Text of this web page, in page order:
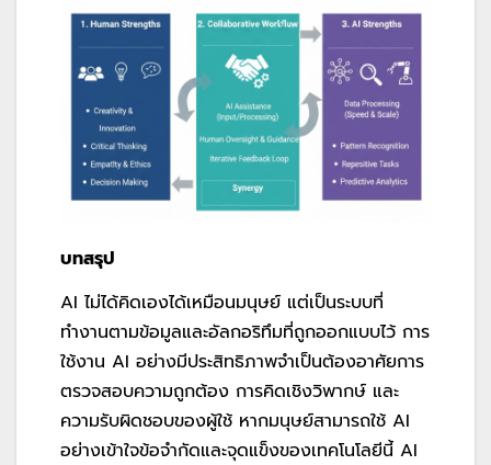
บทสรุป
AI ไม่ได้คิดเองได้เหมือนมนุษย์ แต่เป็นระบบที่
ทำงานตามข้อมูลและอัลกอริทึมที่ถูกออกแบบไว้ การ
ใช้งาน AI อย่างมีประสิทธิภาพจำเป็นต้องอาศัยการ
ตรวจสอบความถูกต้อง การคิดเชิงวิพากษ์ และ
ความรับผิดชอบของผู้ใช้ หากมนุษย์สามารถใช้ AI
อย่างเข้าใจข้อจำกัดและจุดแข็งของเทคโนโลยีนี้ AI